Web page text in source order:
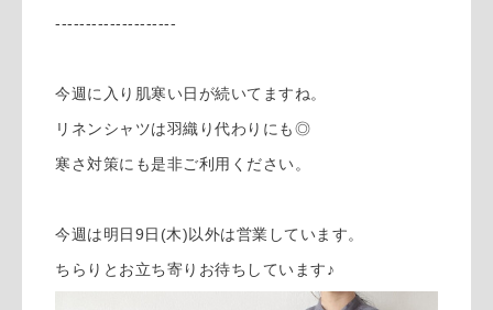
--------------------
今週に入り肌寒い日が続いてますね。
リネンシャツは羽織り代わりにも◎
寒さ対策にも是非ご利用ください。
今週は明日9日(木)以外は営業しています。
ちらりとお立ち寄りお待ちしています♪